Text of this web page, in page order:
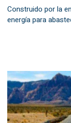
Construido por la
energía para